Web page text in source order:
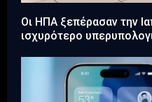
Οι ΗΠΑ ξεπέρασαν την
ισχυρότερο